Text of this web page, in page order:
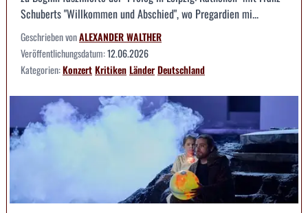
Schuberts "Willkommen und Abschied", wo Pregardien mi...
Geschrieben vonALEXANDER WALTHER
Veröffentlichungsdatum:12.06.2026
Kategorien:KonzertKritikenLänderDeutschland